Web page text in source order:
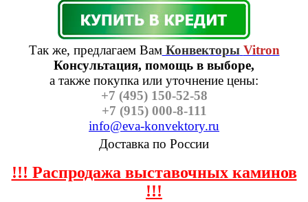
Так же, предлагаем ВамКонвекторы Vitron
Консультация, помощь в выборе,
а также покупка или уточнение цены:
+7 (495) 150-52-58
+7 (915) 000-8-111
info@eva-konvektory.ru
Доставка по России
!!! Распродажа выставочных каминов
!!!